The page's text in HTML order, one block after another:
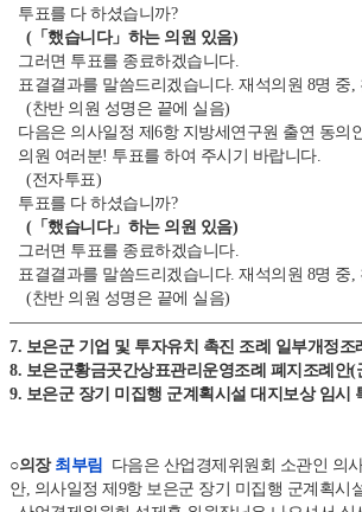
투표를 다 하셨습니까?
(「했습니다」하는 의원 있음)
그러면 투표를 종료하겠습니다.
표결결과를 말씀드리겠습니다. 재석의원 8명 중
(찬반 의원 성명은 끝에 실음)
다음은 의사일정 제6항 지방세연구원 출연 동의
의원 여러분! 투표를 하여 주시기 바랍니다.
(전자투표)
투표를 다 하셨습니까?
(「했습니다」하는 의원 있음)
그러면 투표를 종료하겠습니다.
표결결과를 말씀드리겠습니다. 재석의원 8명 중
(찬반 의원 성명은 끝에 실음)
7. 보은군 기업 및 투자유치 촉진 조례 일부개정조
8. 보은군황금곳간상표관리운영조례 폐지조례안(
9. 보은군 장기 미집행 군계획시설 대지보상 임
○의장 최부림 다음은 산업경제위원회 소관인 의
안, 의사일정 제9항 보은군 장기 미집행 군계획